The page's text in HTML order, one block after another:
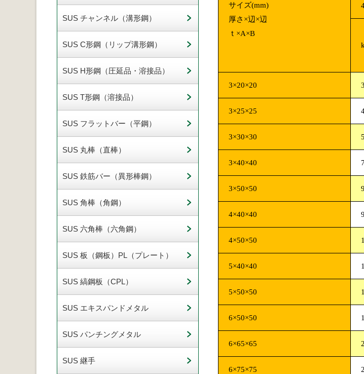
サイズ(mm)
厚さ×辺×辺
ｔ×A×B
3×20×20
3×25×25
3×30×30
3×40×40
3×50×50
4×40×40
4×50×50
5×40×40
5×50×50
6×50×50
6×65×65
6×75×75
SUS チャンネル（溝形鋼）
SUS C形鋼（リップ溝形鋼）
SUS H形鋼（圧延品・溶接品）
SUS T形鋼（溶接品）
SUS フラットバー（平鋼）
SUS 丸棒（直棒）
SUS 鉄筋バー（異形棒鋼）
SUS 角棒（角鋼）
SUS 六角棒（六角鋼）
SUS 板（鋼板）PL（プレート）
SUS 縞鋼板（CPL）
SUS エキスパンドメタル
SUS パンチングメタル
SUS 継手